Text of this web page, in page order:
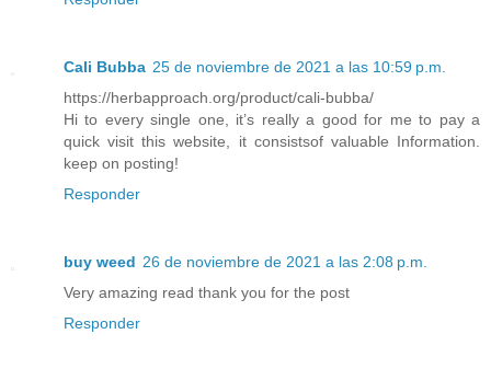
Cali Bubba 25 de noviembre de 2021 a las 10:59 p.m.
https://herbapproach.org/product/cali-bubba/
Hi to every single one, it’s really a good for me to pay a
quick visit this website, it consistsof valuable Information.
keep on posting!
Responder
buy weed 26 de noviembre de 2021 a las 2:08 p.m.
Very amazing read thank you for the post
Responder